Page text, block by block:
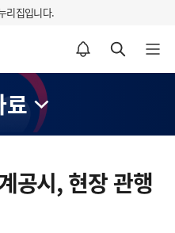
리집입니다.
알림설정 바로가기 검색 바로가기 메뉴 열기
료
공시, 현장 관행